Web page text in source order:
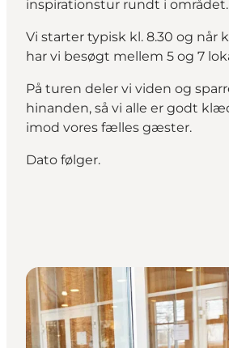
inspirationstur rundt i området.
Vi starter typisk kl. 8.30 og når
har vi besøgt mellem 5 og 7
På turen deler vi viden og
hinanden, så vi alle er godt
imod vores fælles gæster.
Dato følger.